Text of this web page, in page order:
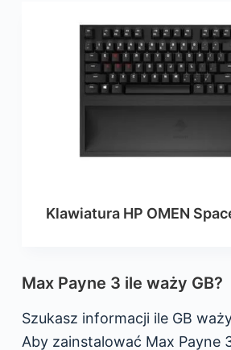
Klawiatura HP OMEN
Max Payne 3 ile waży GB?
Szukasz informacji ile GB
Aby zainstalować Max Payne